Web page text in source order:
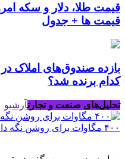
قیمت ها + جدول
بازده صندوق‌های املاک
کدام برنده شد؟
تحلیل‌های صنعت و تجارتآرشیو
۴۰۰ مگاوات برای روشن نگه داشتن چراغ کسب‌وکار‌ها